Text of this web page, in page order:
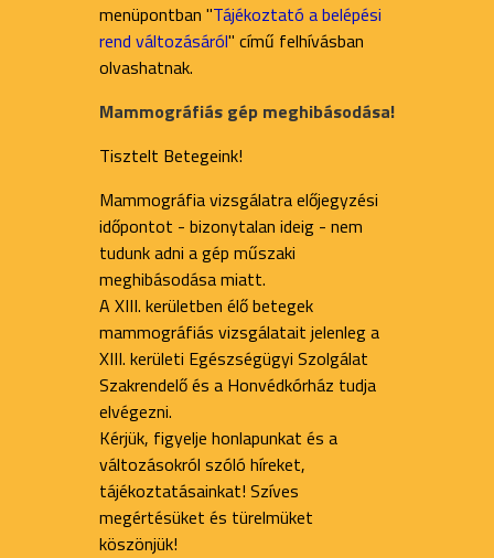
menüpontban "Tájékoztató a belépési
rend változásáról" című felhívásban
olvashatnak.
Mammográfiás gép meghibásodása!
Tisztelt Betegeink!
Mammográfia vizsgálatra előjegyzési
időpontot - bizonytalan ideig - nem
tudunk adni a gép műszaki
meghibásodása miatt.
A XIII. kerületben élő betegek
mammográfiás vizsgálatait jelenleg a
XIII. kerületi Egészségügyi Szolgálat
Szakrendelő és a Honvédkórház tudja
elvégezni.
Kérjük, figyelje honlapunkat és a
változásokról szóló híreket,
tájékoztatásainkat! Szíves
megértésüket és türelmüket
köszönjük!